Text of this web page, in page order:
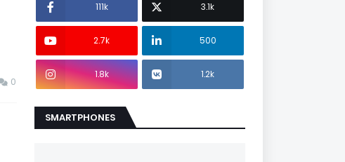
0
111k 3.1k
2.7k 500
1.8k 1.2k
SMARTPHONES